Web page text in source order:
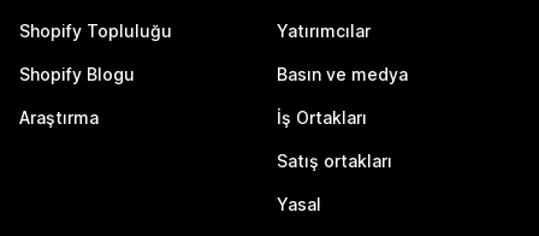
Shopify Topluluğu
Shopify Blogu
Araştırma
Yatırımcılar
Basın ve medya
İş Ortakları
Satış ortakları
Yasal